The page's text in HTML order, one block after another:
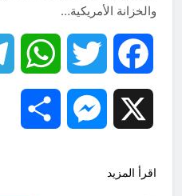
والخزانة الأمريكية…
Facebook
Twitter
Messenger
اقرأ المزيد